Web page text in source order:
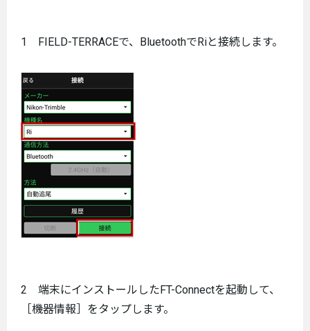
1 FIELD-TERRACEで、BluetoothでRiと接続します。
2 端末にインストールしたFT-Connectを起動して、
［機器情報］をタップします。